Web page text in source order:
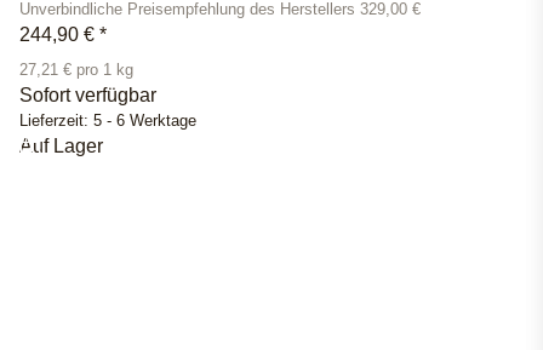
Unverbindliche Preisempfehlung des Herstellers 329,00 €
244,90 € *
27,21 € pro 1 kg
Sofort verfügbar
Lieferzeit: 5 - 6 Werktage
Auf Lager